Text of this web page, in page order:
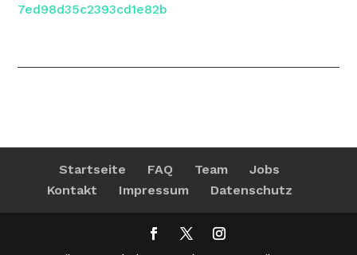
7ed98d35c2393cd1e82b
Startseite FAQ Team
Jobs
Kontakt
Impressum Datenschutz